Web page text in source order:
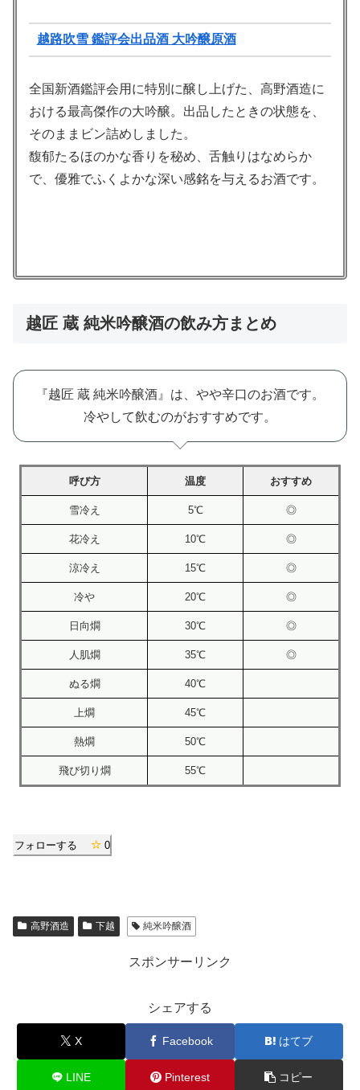
越路吹雪 鑑評会出品酒 大吟醸原酒
全国新酒鑑評会用に特別に醸し上げた、高野酒造に
おける最高傑作の大吟醸。出品したときの状態を、
そのままビン詰めしました。
馥郁たるほのかな香りを秘め、舌触りはなめらか
で、優雅でふくよかな深い感銘を与えるお酒です。
越匠 蔵 純米吟醸酒の飲み方まとめ
『越匠 蔵 純米吟醸酒』は、やや辛口のお酒です。
冷やして飲むのがおすすめです。
呼び方 温度 おすすめ
雪冷え 5℃ ◎
花冷え 10℃ ◎
涼冷え 15℃ ◎
冷や 20℃ ◎
日向燗 30℃ ◎
人肌燗 35℃ ◎
ぬる燗 40℃
上燗 45℃
熱燗 50℃
飛び切り燗 55℃
フォローする 0
高野酒造 下越 純米吟醸酒
スポンサーリンク
シェアする
X Facebook はてブ
LINE Pinterest コピー